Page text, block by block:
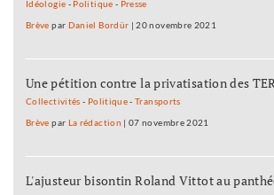
Idéologie - Politique - Presse
Brève par Daniel Bordür |20 novembre 2021
Une pétition contre la privatisation des
Collectivités - Politique-Transports
Brève par La rédaction |07 novembre 2021
L'ajusteur bisontin Roland Vittot au